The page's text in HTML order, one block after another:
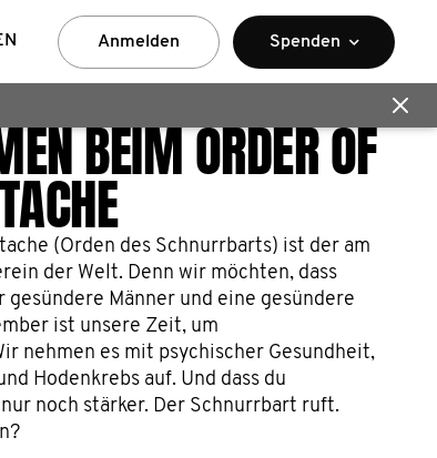
Anmelden Spenden
BEIM ORDER OF
(Orden des Schnurrbarts) ist der am
der Welt. Denn wir möchten, dass
gesündere Männer und eine gesündere
ist unsere Zeit, um
nehmen es mit psychischer Gesundheit,
Hodenkrebs auf. Und dass du
noch stärker. Der Schnurrbart ruft.